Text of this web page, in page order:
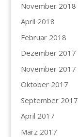
November 2018
April 2018
Februar 2018
Dezember 2017
November 2017
Oktober 2017
September 2017
April 2017
März 2017